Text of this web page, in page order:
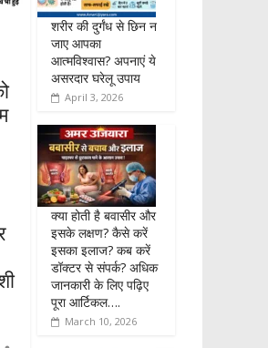
शरीर की दुर्गंध से छिन न
जाए आपका
आत्मविश्वास? अपनाएं ये
असरदार घरेलू उपाय
April 3, 2026
क्या होती है बवासीर और
इसके लक्षण? कैसे करें
इसका इलाज? कब करें
डॉक्टर से संपर्क? अधिक
जानकारी के लिए पढ़िए
पूरा आर्टिकल….
March 10, 2026